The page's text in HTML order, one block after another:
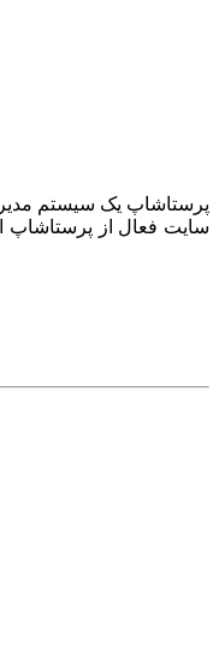
سایت فعال از پرستاشاپ